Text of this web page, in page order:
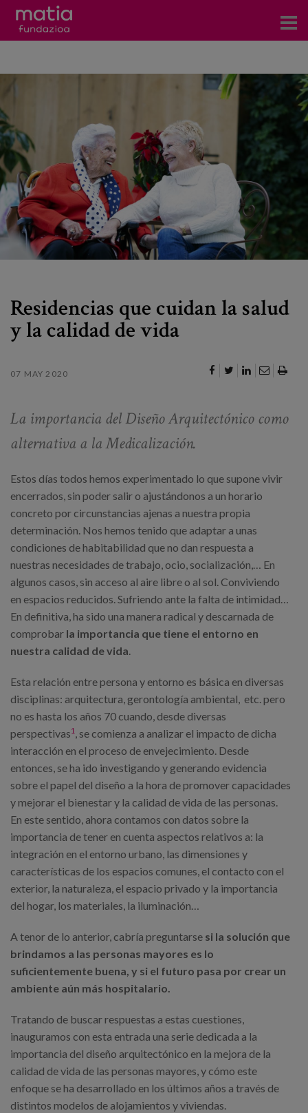
Contacto
News
Blog
es
Residencias que cuidan la salud
y la calidad de vida
07 MAY 2020
La importancia del Diseño Arquitectónico como
alternativa a la Medicalización.
Estos días todos hemos experimentado lo que supone vivir
encerrados, sin poder salir o ajustándonos a un horario
concreto por circunstancias ajenas a nuestra propia
determinación. Nos hemos tenido que adaptar a unas
condiciones de habitabilidad que no dan respuesta a
nuestras necesidades de trabajo, ocio, socialización,… En
algunos casos, sin acceso al aire libre o al sol. Conviviendo
en espacios reducidos. Sufriendo ante la falta de intimidad…
En definitiva, ha sido una manera radical y descarnada de
comprobar la importancia que tiene el entorno en
nuestra calidad de vida.
Esta relación entre persona y entorno es básica en diversas
disciplinas: arquitectura, gerontología ambiental, etc. pero
no es hasta los años 70 cuando, desde diversas
perspectivas1 , se comienza a analizar el impacto de dicha
interacción en el proceso de envejecimiento. Desde
entonces, se ha ido investigando y generando evidencia
sobre el papel del diseño a la hora de promover capacidades
y mejorar el bienestar y la calidad de vida de las personas.
En este sentido, ahora contamos con datos sobre la
importancia de tener en cuenta aspectos relativos a: la
integración en el entorno urbano, las dimensiones y
características de los espacios comunes, el contacto con el
exterior, la naturaleza, el espacio privado y la importancia
del hogar, los materiales, la iluminación…
A tenor de lo anterior, cabría preguntarse si la solución que
brindamos a las personas mayores es lo
suficientemente buena, y si el futuro pasa por crear un
ambiente aún más hospitalario.
Tratando de buscar respuestas a estas cuestiones,
inauguramos con esta entrada una serie dedicada a la
importancia del diseño arquitectónico en la mejora de la
calidad de vida de las personas mayores, y cómo este
enfoque se ha desarrollado en los últimos años a través de
distintos modelos de alojamientos y viviendas.